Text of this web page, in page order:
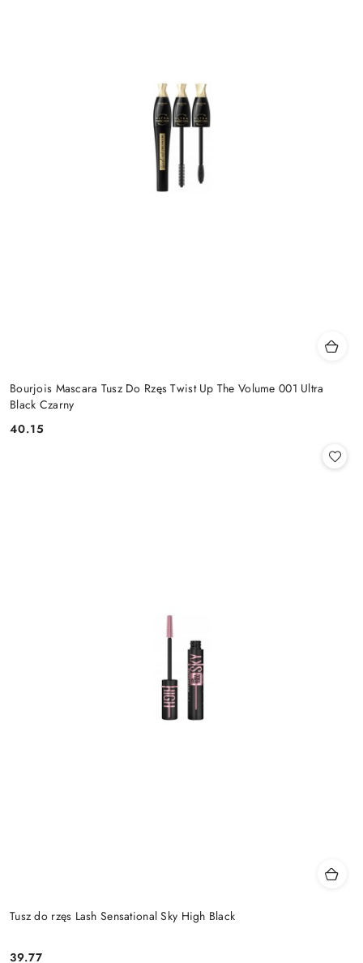
Bourjois Mascara Tusz Do Rzęs Twist Up The Volume 001 Ultra
Black Czarny
Cena:
40.15
Tusz do rzęs Lash Sensational Sky High Black
39.77